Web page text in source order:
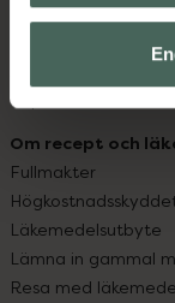
Kundklubb
Köpvillkor
Om recept och
Fullmakter
Läkemedelsutbyte
Lämna in gammal
Resa med